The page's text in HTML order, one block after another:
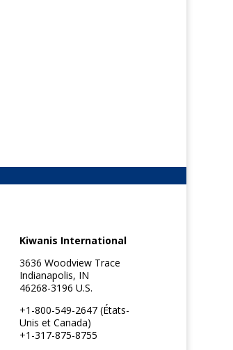
Kiwanis International
3636 Woodview Trace
Indianapolis, IN
46268-3196 U.S.
+1-800-549-2647 (États-
Unis et Canada)
+1-317-875-8755